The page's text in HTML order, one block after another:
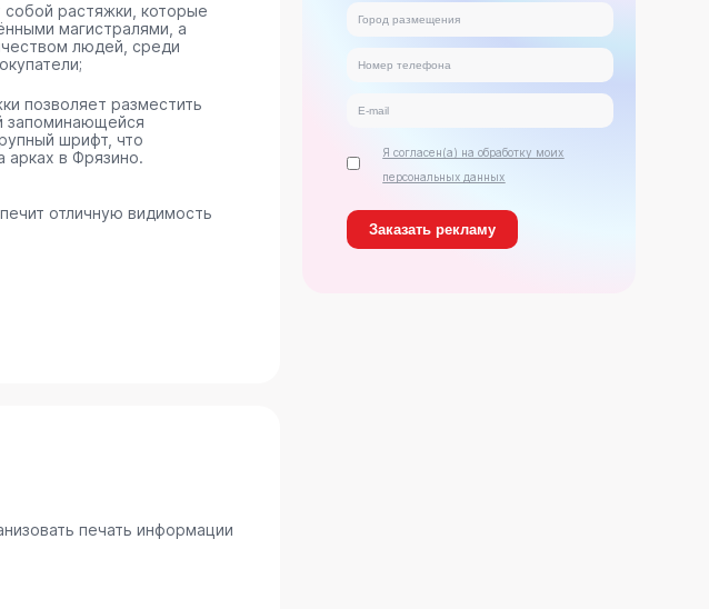
растяжки, которые
магистралями, а
людей, среди
позволяет разместить
запоминающейся
шрифт, что
арках в Фрязино.
отличную видимость
печать информации
Я согласен(а) на обработку моих
персональных данных